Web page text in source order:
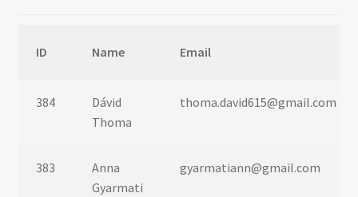
ID Name Email
384
Dávid
Thoma
thoma.david615@gmail.com
383
Anna
Gyarmati
gyarmatiann@gmail.com